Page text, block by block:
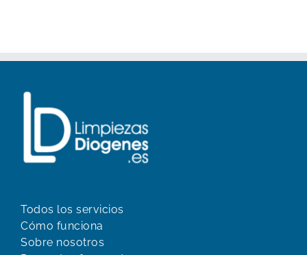
Todos los servicios
Cómo funciona
Sobre nosotros